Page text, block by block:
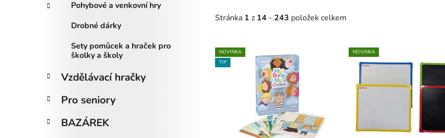
Pohybové a venkovní hry
Drobné dárky
Sety pomůcek a hraček pro
školky a školy
Vzdělávací hračky
Pro seniory
BAZÁREK
Stránka 1 z 14 - 243 položek celkem
V
ý
NOVINKA
TIP
NOVINKA